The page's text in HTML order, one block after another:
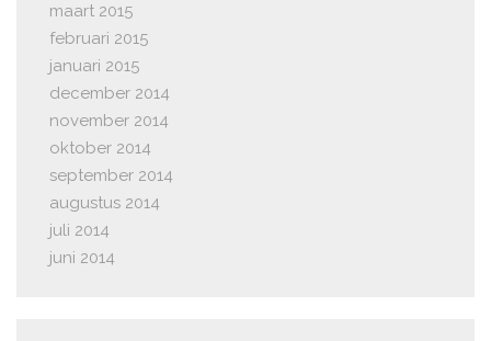
maart 2015
februari 2015
januari 2015
december 2014
november 2014
oktober 2014
september 2014
augustus 2014
juli 2014
juni 2014